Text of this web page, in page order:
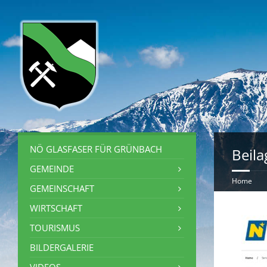
Home
NÖ GLASFASER FÜR GRÜNBACH
GEMEINDE
GEMEINSCHAFT
WIRTSCHAFT
TOURISMUS
BILDERGALERIE